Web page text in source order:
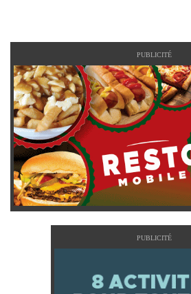
PUBLICITÉ
PUBLICITÉ